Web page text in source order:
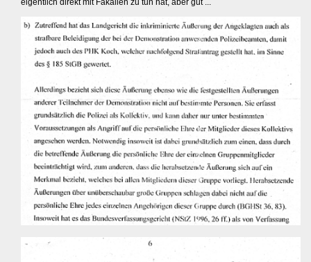
eigentlich direkt mit Fäkalien zu tun hat, aber gut ...